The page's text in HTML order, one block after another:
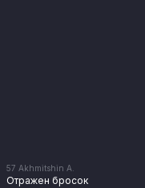
57 Akhmitshin A.
Отражен бросок